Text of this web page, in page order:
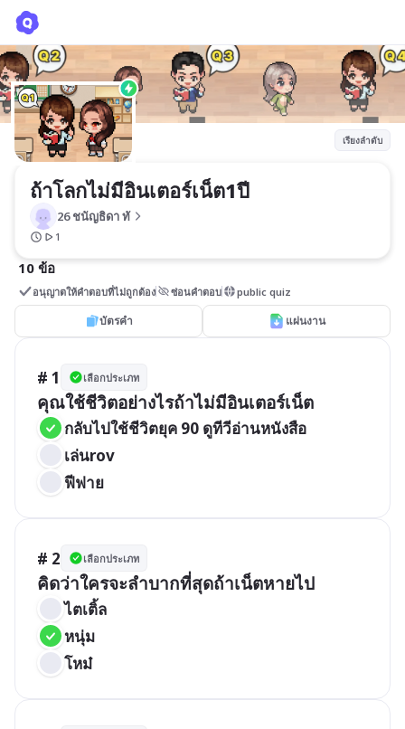
เรียงลำดับ
ถ้าโลกไม่มีอินเตอร์เน็ต1ปี
26 ชนัญธิดา ทั
1
10 ข้อ
อนุญาตให้คำตอบที่ไม่ถูกต้อง ซ่อนคำตอบ public quiz
บัตรคำ แผ่นงาน
# 1 เลือกประเภท
คุณใช้ชีวิตอย่างไรถ้าไม่มีอินเตอร์เน็ต
กลับไปใช้ชีวิตยุค 90 ดูทีวีอ่านหนังสือ
เล่นrov
ฟีฟาย
# 2 เลือกประเภท
คิดว่าใครจะลำบากที่สุดถ้าเน็ตหายไป
ไตเติ้ล
หนุ่ม
โหม๋